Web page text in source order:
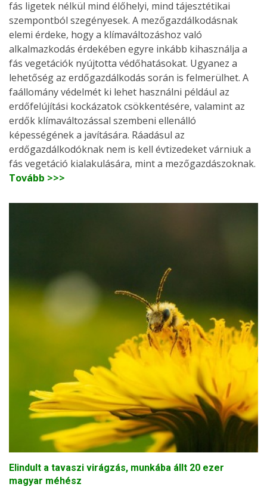
fás ligetek nélkül mind élőhelyi, mind tájesztétikai
szempontból szegényesek. A mezőgazdálkodásnak
elemi érdeke, hogy a klímaváltozáshoz való
alkalmazkodás érdekében egyre inkább kihasználja a
fás vegetációk nyújtotta védőhatásokat. Ugyanez a
lehetőség az erdőgazdálkodás során is felmerülhet. A
faállomány védelmét ki lehet használni például az
erdőfelújítási kockázatok csökkentésére, valamint az
erdők klímaváltozással szembeni ellenálló
képességének a javítására. Ráadásul az
erdőgazdálkodóknak nem is kell évtizedeket várniuk a
fás vegetáció kialakulására, mint a mezőgazdászoknak.
Tovább >>>
Elindult a tavaszi virágzás, munkába állt 20 ezer
magyar méhész